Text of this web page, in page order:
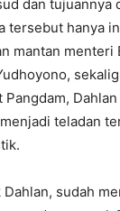
dan tujuannya
tersebut hanya
mantan menteri
teladan
Dahlan, sudah